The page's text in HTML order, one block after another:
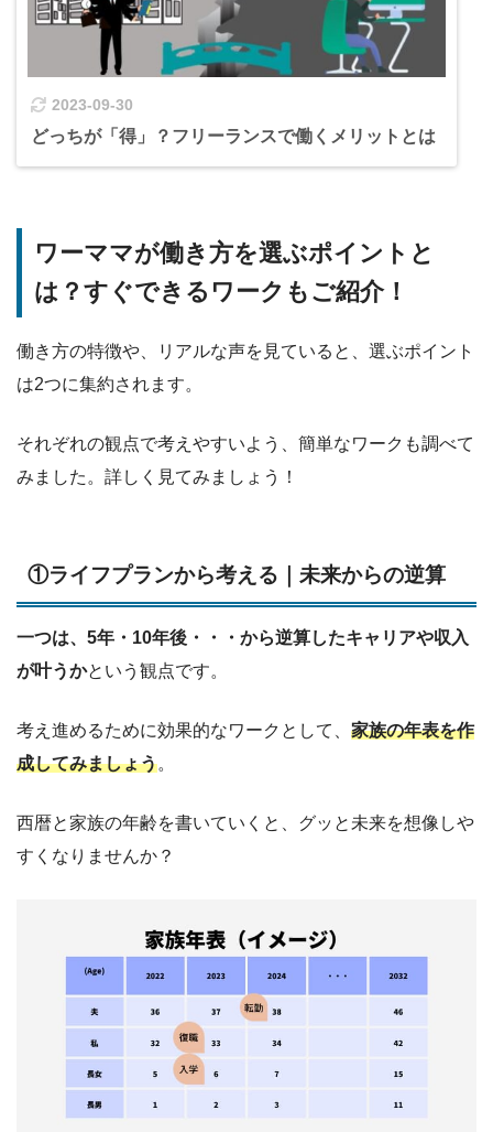
2023-09-30
どっちが「得」？フリーランスで働くメリットとは
ワーママが働き方を選ぶポイントと
は？すぐできるワークもご紹介！
働き方の特徴や、リアルな声を見ていると、選ぶポイント
は2つに集約されます。
それぞれの観点で考えやすいよう、簡単なワークも調べて
みました。詳しく見てみましょう！
①ライフプランから考える｜未来からの逆算
一つは、5年・10年後・・・から逆算したキャリアや収入
が叶うかという観点です。
考え進めるために効果的なワークとして、 家族の年表を作
成してみましょう。
西暦と家族の年齢を書いていくと、グッと未来を想像しや
すくなりませんか？